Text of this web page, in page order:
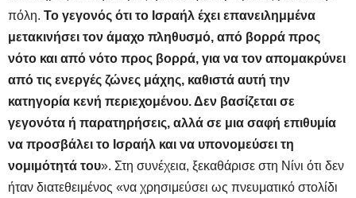
πόλη. Το γεγονός ότι το Ισραήλ έχει επανειλημμένα
μετακινήσει τον άμαχο πληθυσμό, από βορρά προς
νότο και από νότο προς βορρά, για να τον απομακρύνει
από τις ενεργές ζώνες μάχης, καθιστά αυτή την
κατηγορία κενή περιεχομένου. Δεν βασίζεται σε
γεγονότα ή παρατηρήσεις, αλλά σε μια σαφή επιθυμία
να προσβάλει το Ισραήλ και να υπονομεύσει τη
νομιμότητά του». Στη συνέχεια, ξεκαθάρισε στη Νίνι ότι δεν
ήταν διατεθειμένος «να χρησιμεύσει ως πνευματικό στολίδι